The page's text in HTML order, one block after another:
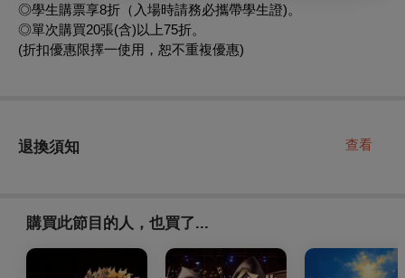
◎學生購票享8折（入場時請務必攜帶學生證)。
◎單次購買20張(含)以上75折。
(折扣優惠限擇一使用，恕不重複優惠)
退換須知 查看
購買此節目的人，也買了...